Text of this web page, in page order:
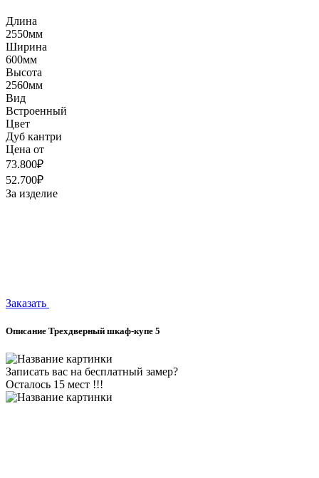
Длина
2550мм
Ширина
600мм
Высота
2560мм
Вид
Встроенный
Цвет
Дуб кантри
Цена от
73.800₽
52.700₽
За изделие
Заказать
Описание Трехдверный шкаф-купе 5
Записать вас на бесплатный замер?
Осталось 15 мест !!!